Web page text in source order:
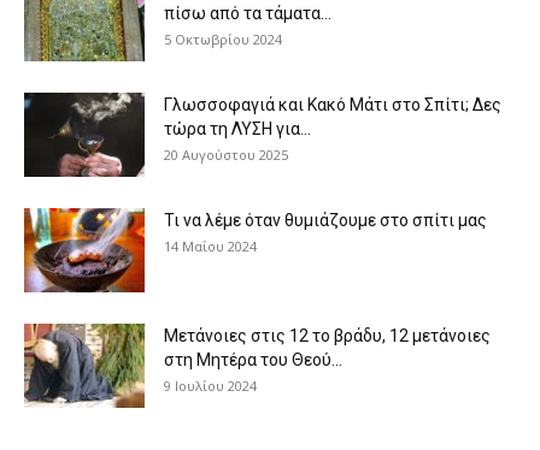
πίσω από τα τάματα...
5 Οκτωβρίου 2024
Γλωσσοφαγιά και Κακό Μάτι στο Σπίτι; Δες
τώρα τη ΛΥΣΗ για...
20 Αυγούστου 2025
Τι να λέμε όταν θυμιάζουμε στο σπίτι μας
14 Μαΐου 2024
Μετάνοιες στις 12 το βράδυ, 12 μετάνοιες
στη Μητέρα του Θεού...
9 Ιουλίου 2024